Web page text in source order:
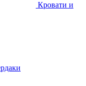
Кровати и